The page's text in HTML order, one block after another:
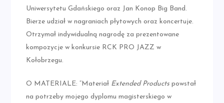
Uniwersytetu Gdańskiego oraz Jan Konop Big Band.
Bierze udział w nagraniach płytowych oraz koncertuje.
Otrzymał indywidualną nagrodę za prezentowane
kompozycje w konkursie RCK PRO JAZZ w
Kołobrzegu.
O MATERIALE: “Materiał Extended Products powstał
na potrzeby mojego dyplomu magisterskiego w